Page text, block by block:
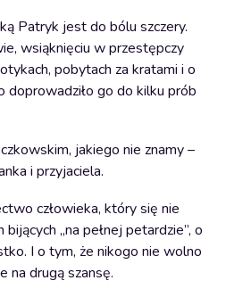
Patryk jest do bólu szczery.
wsiąknięciu w przestępczy
pobytach za kratami i o
doprowadziło go do kilku prób
jakiego nie znamy –
i przyjaciela.
człowieka, który się nie
„na pełnej petardzie”, o
I o tym, że nikogo nie wolno
na drugą szansę.